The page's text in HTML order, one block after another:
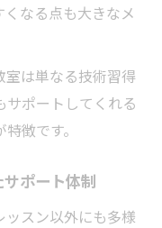
なる点も大きなメ
室は単なる技術習得
ポートしてくれる
徴です。
ポート体制
スン以外にも多様